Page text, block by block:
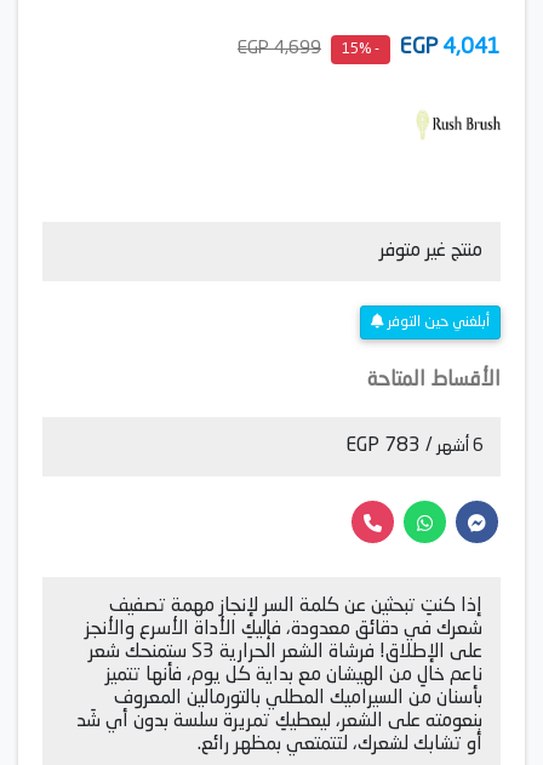
4,041
EGP
- 15%
4,699 EGP
منتج غير متوفر
أبلغني حين التوفر
الأقساط المتاحة
6 أشهر / 783 EGP
إذا كنتِ تبحثين عن كلمة السر لإنجاز مهمة تصفيف
شعرك في دقائق معدودة، فإليكِ الأداة الأسرع والأنجز
على الإطلاق! فرشاة الشعر الحرارية S3 ستمنحك شعر
ناعم خالِ من الهيشان مع بداية كل يوم، فأنها تتميز
بأسنان من السيراميك المطلي بالتورمالين المعروف
بنعومته على الشعر، ليعطيكِ تمريرة سلسة بدون أي شَد
أو تشابك لشعرك، لتتمتعي بمظهر رائع.